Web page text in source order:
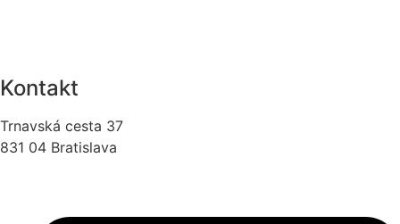
Kontakt
Trnavská cesta 37
831 04 Bratislava